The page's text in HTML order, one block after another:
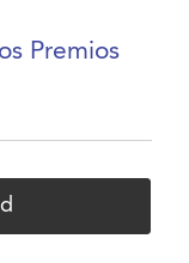
Premios